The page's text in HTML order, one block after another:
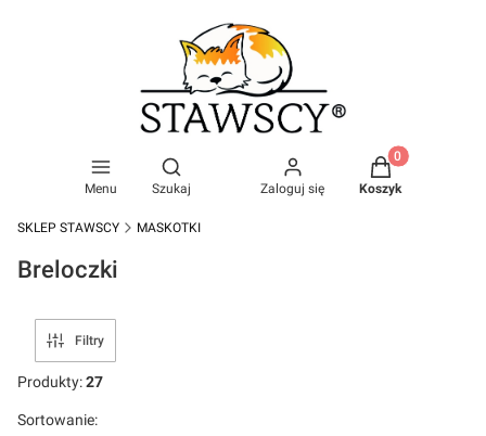
Menu
Otwórz wyszukiwarkę
Szukaj Zaloguj się
Produkty w
Koszyk
SKLEP STAWSCY MASKOTKI
Breloczki
Filtry
Produkty:27
Lista produktów
Sortowanie: